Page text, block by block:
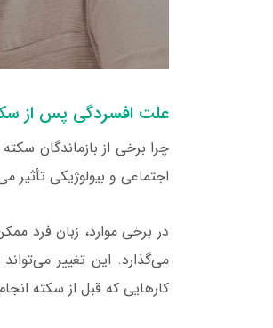
علت افسردگی پس از
چرا برخی از بازماندگان
اجتماعی و بیولوژیکی تأثیر
در برخی موارد، زبان فرد
می‌گذارد. این تغییر
کارهایی که قبل از سکته